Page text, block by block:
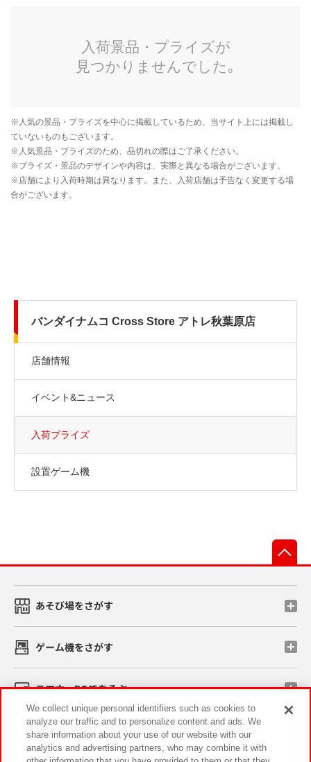
バンダイナムコ Cross Store アトレ秋葉原店
店舗情報
イベント&ニュース
入荷プライズ
設置ゲーム機
あそび場をさがす
ゲーム機をさがす
スマホ・PCであそぶ
イベント・キャンペーン
We collect unique personal identifiers such as cookies to
analyze our traffic and to personalize content and ads. We
share information about your use of our website with our
analytics and advertising partners, who may combine it with